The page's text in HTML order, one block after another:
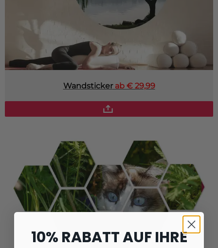
Wandstickerab € 29,99
10% RABATT AUF IHRE